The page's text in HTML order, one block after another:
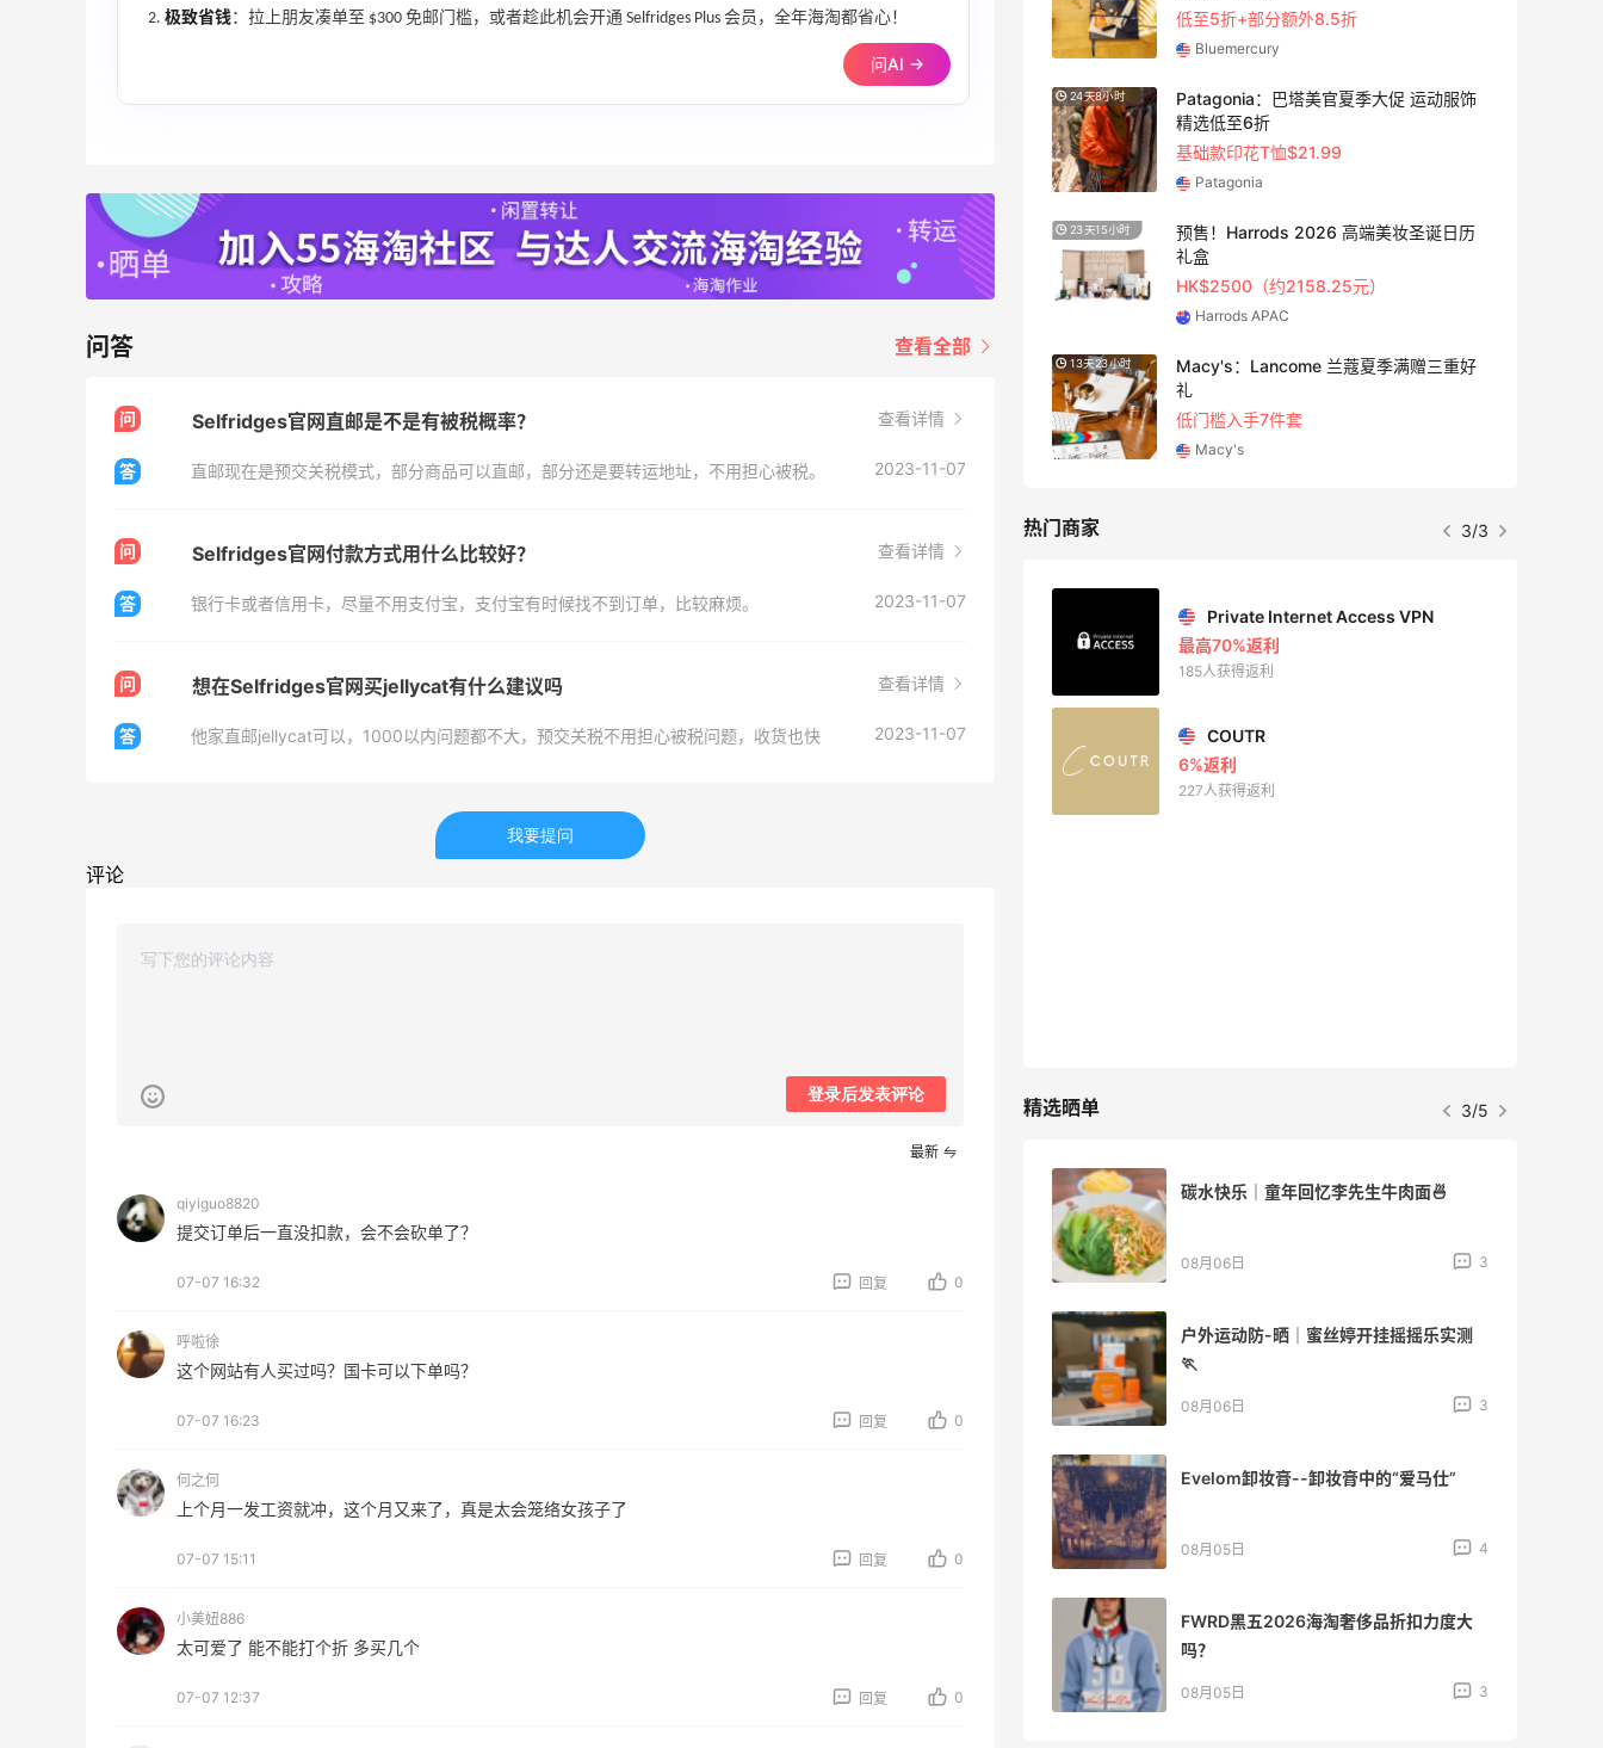
极致省钱：拉上朋友凑单至 $300 免邮门槛，或者趁此机会开通 Selfridges Plus 会员，全年海淘都省心！
问AI →
问答 查看全部
问 Selfridges官网直邮是不是有被税概率？ 查看详情
答 直邮现在是预交关税模式，部分商品可以直邮，部分还是要转运地址，不用担心被税。 2023-11-07
问 Selfridges官网付款方式用什么比较好？ 查看详情
答 银行卡或者信用卡，尽量不用支付宝，支付宝有时候找不到订单，比较麻烦。 2023-11-07
问 想在Selfridges官网买jellycat有什么建议吗 查看详情
答 他家直邮jellycat可以，1000以内问题都不大，预交关税不用担心被税问题，收货也快 2023-11-07
我要提问
评论
登录后发表评论
最新
qiyiguo8820
提交订单后一直没扣款，会不会砍单了？
07-07 16:32 回复 0
呼啦徐
这个网站有人买过吗？国卡可以下单吗？
07-07 16:23 回复 0
何之何
上个月一发工资就冲，这个月又来了，真是太会笼络女孩子了
07-07 15:11 回复 0
小美妞886
太可爱了 能不能打个折 多买几个
07-07 12:37 回复 0
满$200享8.5折优惠+部分送好礼
4天8小时
LN-CC：限时大促！入手 Ganni、Acne、
西太后等
低至4折+额外8折
10天14小时
享额外9折
低至5折+部分额外8.5折
Patagonia：巴塔美官夏季大促 运动服饰
23天15小时
预售！Harrods 2026 高端美妆圣诞日历
礼盒
HK$2500（约2158.25元）
满赠正装橘子眼霜+精华唇蜜等好礼
Bobbi Brown
2天20小时
Bloomingdales：时尚热卖！入手珑骧、
Tory Burch、拉夫劳伦等
每满$100返$25礼卡
Bloomingdales
3天8小时
iHerb ：88全球好物节！选购日常保健、
健身补剂、护肤洗护等
无门槛7.5折
iHerb
5天20小时
Columbia Sportswear：夏季大促！哥伦
比亚运动热卖
低至6折
Columbia Sportswear
热门商家 1/3
ERGO Baby
Belly Bandit
RFM Denim
Private Internet Access VPN
COUTR
Mac Duggal
最高2%返利
6028人成功下单
Biōkreativ
30%返利
54人获得返利
精选晒单 4/5
秋天的第1杯安排上｜库迪生椰拿铁叠55
海淘返利
开奖｜社区7月常规主题活动名单公布
Bobbi Brown美网2026黑五海淘活动什
么时候开始？
08月06日
FWRD美网2026黑五海淘活动什么时候
08月05日 3
【黑五海淘攻略】Bobbi Brown黑五
2026海淘折扣预测！
08月05日 1
柏瑞美黑瓶和白瓶哪个好用？混油皮选了
08月05日 3
兰蔻粉金管新色212哪个网站可以海淘？
在线等！
08月05日 3